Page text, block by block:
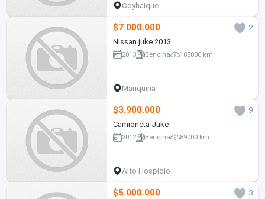
Coyhaique
$7.000.000
2
Nissan juke 2013
2013 Bencina 185000 km
Mariquina
$3.900.000
9
Camioneta Juke
2012 Bencina 89000 km
Alto Hospicio
$5.000.000
3